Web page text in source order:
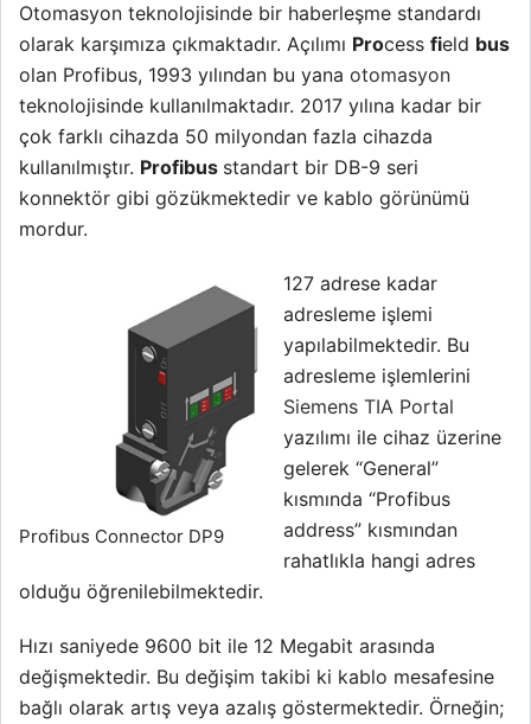
Otomasyon teknolojisinde bir haberleşme standardı
olarak karşımıza çıkmaktadır. Açılımı Process field bus
olan Profibus, 1993 yılından bu yana otomasyon
teknolojisinde kullanılmaktadır. 2017 yılına kadar bir
çok farklı cihazda 50 milyondan fazla cihazda
kullanılmıştır. Profibus standart bir DB-9 seri
konnektör gibi gözükmektedir ve kablo görünümü
mordur.
Profibus Connector DP9
127 adrese kadar
adresleme işlemi
yapılabilmektedir. Bu
adresleme işlemlerini
Siemens TIA Portal
yazılımı ile cihaz üzerine
gelerek “General”
kısmında “Profibus
address” kısmından
rahatlıkla hangi adres
olduğu öğrenilebilmektedir.
Hızı saniyede 9600 bit ile 12 Megabit arasında
değişmektedir. Bu değişim takibi ki kablo mesafesine
bağlı olarak artış veya azalış göstermektedir. Örneğin;